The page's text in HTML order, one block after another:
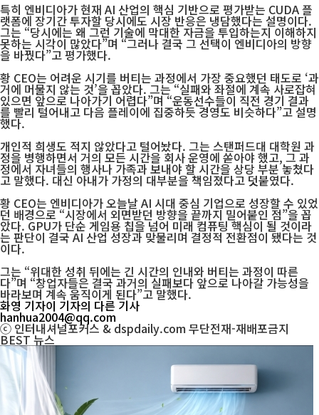
특히 엔비디아가 현재 AI 산업의 핵심 기반으로 평가받는 CUDA 플
랫폼에 장기간 투자할 당시에도 시장 반응은 냉담했다는 설명이다.
그는 “당시에는 왜 그런 기술에 막대한 자금을 투입하는지 이해하지
못하는 시각이 많았다”며 “그러나 결국 그 선택이 엔비디아의 방향
을 바꿨다”고 평가했다.
황 CEO는 어려운 시기를 버티는 과정에서 가장 중요했던 태도로 ‘과
거에 머물지 않는 것’을 꼽았다. 그는 “실패와 좌절에 계속 사로잡혀
있으면 앞으로 나아가기 어렵다”며 “운동선수들이 직전 경기 결과
를 빨리 털어내고 다음 플레이에 집중하듯 경영도 비슷하다”고 설명
했다.
개인적 희생도 적지 않았다고 털어놨다. 그는 스탠퍼드대 대학원 과
정을 병행하면서 거의 모든 시간을 회사 운영에 쏟아야 했고, 그 과
정에서 자녀들의 행사나 가족과 보내야 할 시간을 상당 부분 놓쳤다
고 말했다. 대신 아내가 가정의 대부분을 책임졌다고 덧붙였다.
황 CEO는 엔비디아가 오늘날 AI 시대 중심 기업으로 성장할 수 있었
던 배경으로 “시장에서 외면받던 방향을 끝까지 밀어붙인 점”을 꼽
았다. GPU가 단순 게임용 칩을 넘어 미래 컴퓨팅 핵심이 될 것이라
는 판단이 결국 AI 산업 성장과 맞물리며 결정적 전환점이 됐다는 것
이다.
그는 “위대한 성취 뒤에는 긴 시간의 인내와 버티는 과정이 따른
다”며 “창업자들은 결국 과거의 실패보다 앞으로 나아갈 가능성을
바라보며 계속 움직이게 된다”고 말했다.
화영 기자이 기자의 다른 기사
hanhua2004@qq.com
ⓒ 인터내셔널포커스 & dspdaily.com 무단전재-재배포금지
BEST뉴스